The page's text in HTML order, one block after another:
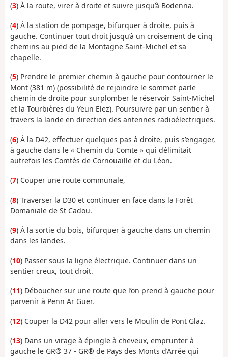
(3) À la route, virer à droite et suivre jusqu’à Bodenna.
(4) À la station de pompage, bifurquer à droite, puis à
gauche. Continuer tout droit jusqu’à un croisement de cinq
chemins au pied de la Montagne Saint-Michel et sa
chapelle.
(5) Prendre le premier chemin à gauche pour contourner le
Mont (381 m) (possibilité de rejoindre le sommet parle
chemin de droite pour surplomber le réservoir Saint-Michel
et la Tourbières du Yeun Elez). Poursuivre par un sentier à
travers la lande en direction des antennes radioélectriques.
(6) À la D42, effectuer quelques pas à droite, puis s’engager,
à gauche dans le « Chemin du Comte » qui délimitait
autrefois les Comtés de Cornouaille et du Léon.
(7) Couper une route communale,
(8) Traverser la D30 et continuer en face dans la Forêt
Domaniale de St Cadou.
(9) À la sortie du bois, bifurquer à gauche dans un chemin
dans les landes.
(10) Passer sous la ligne électrique. Continuer dans un
sentier creux, tout droit.
(11) Déboucher sur une route que l’on prend à gauche pour
parvenir à Penn Ar Guer.
(12) Couper la D42 pour aller vers le Moulin de Pont Glaz.
(13) Dans un virage à épingle à cheveux, emprunter à
gauche le GR® 37 - GR® de Pays des Monts d’Arrée qui